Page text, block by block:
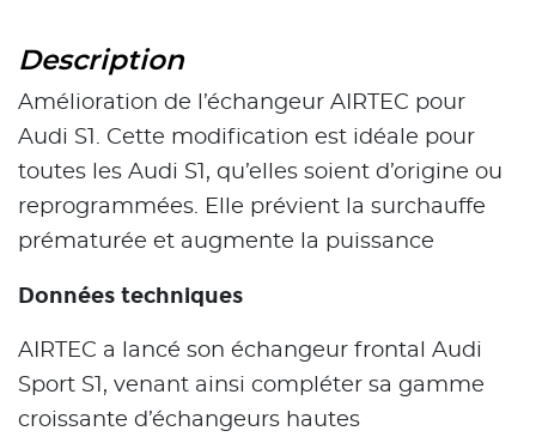
Description
Amélioration de l’échangeur AIRTEC pour
Audi S1. Cette modification est idéale pour
toutes les Audi S1, qu’elles soient d’origine ou
reprogrammées. Elle prévient la surchauffe
prématurée et augmente la puissance
Données techniques
AIRTEC a lancé son échangeur frontal Audi
Sport S1, venant ainsi compléter sa gamme
croissante d’échangeurs hautes